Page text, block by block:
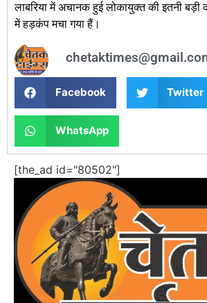
लाबरिया में अचानक हुई लोकायुक्त की इतनी बड़ी
में हड़कंप मचा गया हैं।
Facebook Twitter
WhatsApp
[the_ad id="80502"]